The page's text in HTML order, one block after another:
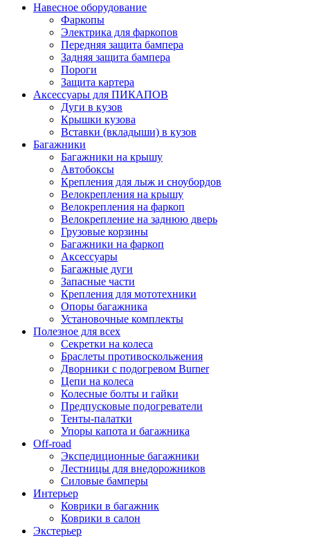
Навесное оборудование
Фаркопы
Электрика для фаркопов
Передняя защита бампера
Задняя защита бампера
Пороги
Защита картера
Аксессуары для ПИКАПОВ
Дуги в кузов
Крышки кузова
Вставки (вкладыши) в кузов
Багажники
Багажники на крышу
Автобоксы
Крепления для лыж и сноубордов
Велокрепления на крышу
Велокрепления на фаркоп
Велокрепление на заднюю дверь
Грузовые корзины
Багажники на фаркоп
Аксессуары
Багажные дуги
Запасные части
Крепления для мототехники
Опоры багажника
Установочные комплекты
Полезное для всех
Секретки на колеса
Браслеты противоскольжения
Дворники с подогревом Burner
Цепи на колеса
Колесные болты и гайки
Предпусковые подогреватели
Тенты-палатки
Упоры капота и багажника
Off-road
Экспедиционные багажники
Лестницы для внедорожников
Силовые бамперы
Интерьер
Коврики в багажник
Коврики в салон
Экстерьер